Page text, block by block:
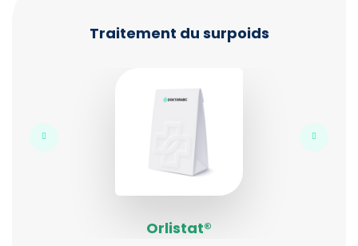
Traitement du surpoids
Orlistat®